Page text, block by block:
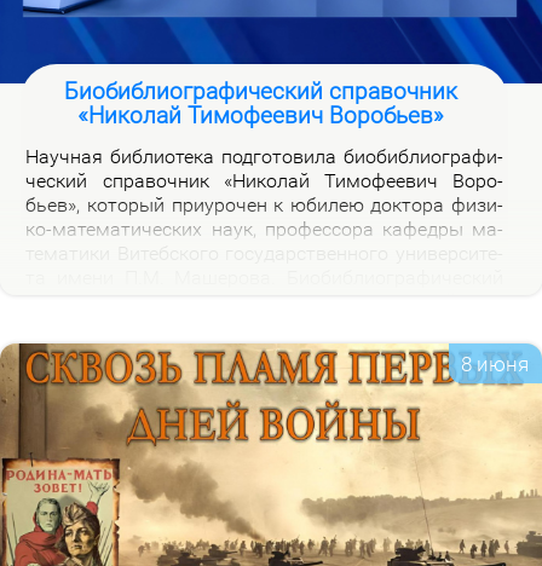
Биобиблиографический справочник
«Николай Тимофеевич Воробьев»
На­уч­ная биб­лио­те­ка под­го­то­ви­ла био­биб­лио­гра­фи­
че­ский спра­воч­ник «Ни­ко­лай Ти­мо­фе­е­вич Во­ро­
бьев», ко­то­рый при­уро­чен к юби­лею док­то­ра физи­
ко-ма­те­ма­ти­че­ских на­ук, про­фес­со­ра ка­фед­ры ма­
2026 го­дов и пуб­ли­ка­ций о нем и его ра­бо­тах. Спра­
воч­ник пред­на­зна­чен для на­уч­ных ра­бот­ни­ков, пре­
по­да­ва­те­лей, ас­пи­ран­тов, сту­ден­тов, всех тех, кто
ин­те­ре­су­ет­ся тео­ри­ей клас­сов ко­неч­ных групп и ме­
то­ди­кой пре­по­да­ва­ния ма­те­ма­ти­ки в шко­ле и ву­зе,
а так­же жиз­нью и де­я­тель­но­стью Ни­ко­лая Ти­мо­фе­
е­ви­ча Во­ро­бье­ва.
8 июня